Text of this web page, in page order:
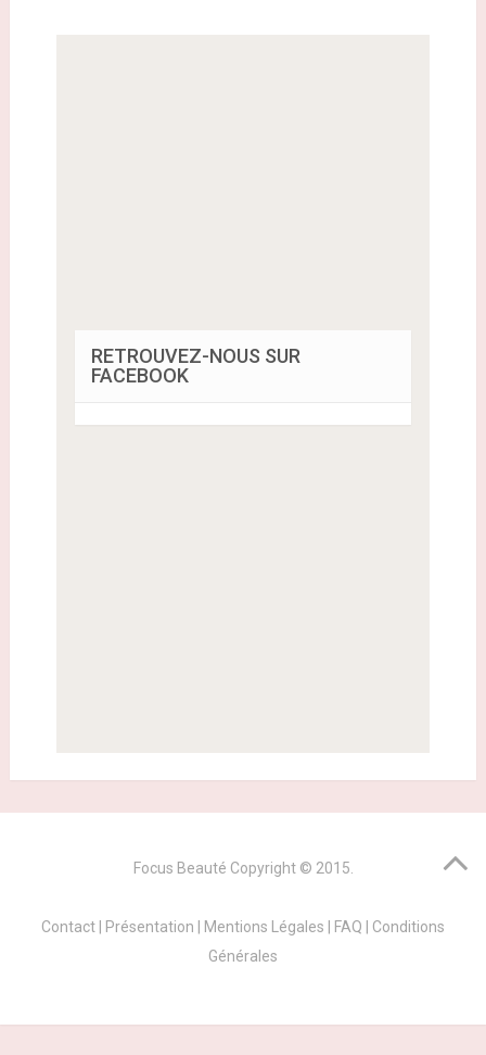
RETROUVEZ-NOUS SUR
FACEBOOK
Focus Beauté Copyright © 2015.
Contact Présentation Mentions Légales FAQ
Conditions
Générales